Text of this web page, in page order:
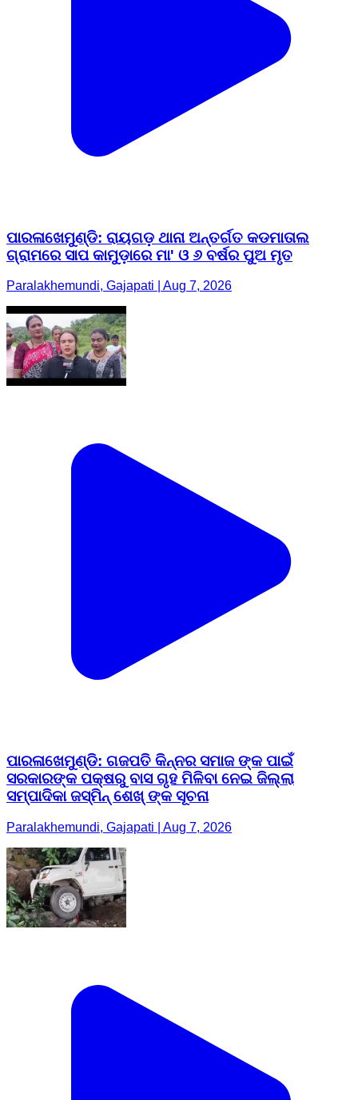
ପାରଳାଖେମୁଣ୍ଡି: ରାୟଗଡ଼ ଥାନା ଅନ୍ତର୍ଗତ କଡମାତାଲ
ଗ୍ରାମରେ ସାପ କାମୁଡ଼ାରେ ମା' ଓ ୬ ବର୍ଷର ପୁଅ ମୃତ
Paralakhemundi, Gajapati | Aug 7, 2026
ପାରଳାଖେମୁଣ୍ଡି: ଗଜପତି କିନ୍ନର ସମାଜ ଙ୍କ ପାଇଁ
ସରକାରଙ୍କ ପକ୍ଷରୁ ବାସ ଗୃହ ମିଳିବା ନେଇ ଜିଲ୍ଲା
ସମ୍ପାଦିକା ଜସ୍ମିନ୍ ଶେଖ୍ ଙ୍କ ସୂଚନା
Paralakhemundi, Gajapati | Aug 7, 2026